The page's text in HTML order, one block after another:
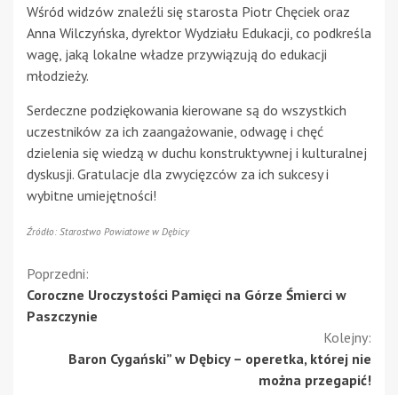
Wśród widzów znaleźli się starosta Piotr Chęciek oraz
Anna Wilczyńska, dyrektor Wydziału Edukacji, co podkreśla
wagę, jaką lokalne władze przywiązują do edukacji
młodzieży.
Serdeczne podziękowania kierowane są do wszystkich
uczestników za ich zaangażowanie, odwagę i chęć
dzielenia się wiedzą w duchu konstruktywnej i kulturalnej
dyskusji. Gratulacje dla zwycięzców za ich sukcesy i
wybitne umiejętności!
Źródło: Starostwo Powiatowe w Dębicy
Kontynuuj
czytanie
Poprzedni:
Coroczne Uroczystości Pamięci na Górze Śmierci w
Paszczynie
Kolejny:
Baron Cygański” w Dębicy – operetka, której nie
można przegapić!